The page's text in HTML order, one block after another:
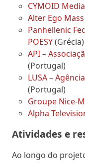
CYMOID Media
Alter Ego
Panhellenic
POESY(Grécia)
API –
(Portugal)
LUSA –
(Portugal)
Groupe Nice-
Alpha
Atividades e
Ao longo do